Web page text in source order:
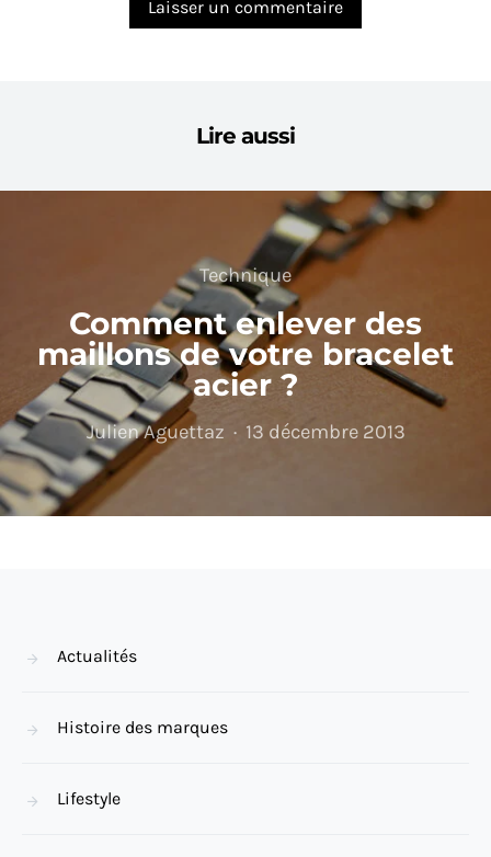
Lire aussi
Technique
Comment enlever des
maillons de votre bracelet
acier ?
Julien Aguettaz 13 décembre 2013
Actualités
Histoire des marques
Lifestyle